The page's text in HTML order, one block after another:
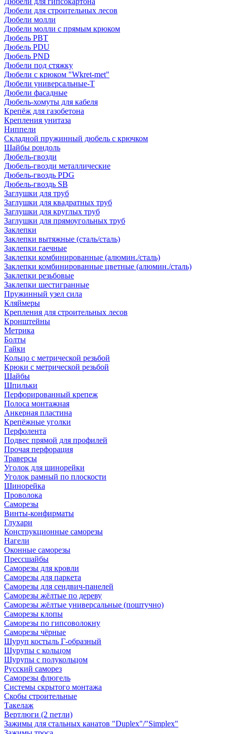
Дюбели для строительных лесов
Дюбели молли
Дюбели молли с прямым крюком
Дюбель PBT
Дюбель PDU
Дюбель PND
Дюбели под стяжку
Дюбели с крюком "Wkret-met"
Дюбели универсальные-Т
Дюбели фасадные
Дюбель-хомуты для кабеля
Крепёж для газобетона
Крепления унитаза
Ниппели
Складной пружинный дюбель с крючком
Шайбы рондоль
Дюбель-гвозди
Дюбель-гвозди металлические
Дюбель-гвоздь PDG
Дюбель-гвоздь SB
Заглушки для труб
Заглушки для квадратных труб
Заглушки для круглых труб
Заглушки для прямоугольных труб
Заклепки
Заклепки вытяжные (сталь/сталь)
Заклепки гаечные
Заклепки комбинированные (алюмин./сталь)
Заклепки комбинированные цветные (алюмин./сталь)
Заклепки резьбовые
Заклепки шестигранные
Пружинный узел сила
Кляймеры
Крепления для строительных лесов
Кронштейны
Метрика
Болты
Гайки
Кольцо с метрической резьбой
Крюки с метрической резьбой
Шайбы
Шпильки
Перфорированный крепеж
Полоса монтажная
Анкерная пластина
Крепёжные уголки
Перфолента
Подвес прямой для профилей
Прочая перфорация
Траверсы
Уголок для шинорейки
Уголок рамный по плоскости
Шинорейка
Проволока
Саморезы
Винты-конфирматы
Глухари
Конструкционные саморезы
Нагели
Оконные саморезы
Прессшайбы
Саморезы для кровли
Саморезы для паркета
Саморезы для сендвич-панелей
Саморезы жёлтые по дереву
Саморезы жёлтые универсальные (поштучно)
Саморезы клопы
Саморезы по гипсоволокну
Саморезы чёрные
Шуруп костыль Г-образный
Шурупы с кольцом
Шурупы с полукольцом
Русский саморез
Саморезы флюгель
Системы скрытого монтажа
Скобы строительные
Такелаж
Вертлюги (2 петли)
Зажимы для стальных канатов "Duplex"/"Simplex"